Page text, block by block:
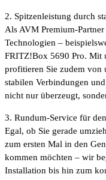
2. Spitzenleistung durch
Als AVM Premium-
Technologien –
FRITZ!Box 5690 Pro. Mit
profitieren Sie zudem von
stabilen Verbindungen
nicht nur überzeugt,
3. Rundum-Service für
Egal, ob Sie gerade
zum ersten Mal in den
kommen möchten – wir
Installation bis hin zum